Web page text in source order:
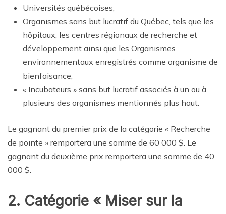
Universités québécoises;
Organismes sans but lucratif du Québec, tels que les
hôpitaux, les centres régionaux de recherche et
développement ainsi que les Organismes
environnementaux enregistrés comme organisme de
bienfaisance;
« Incubateurs » sans but lucratif associés à un ou à
plusieurs des organismes mentionnés plus haut.
Le gagnant du premier prix de la catégorie « Recherche
de pointe » remportera une somme de 60 000 $. Le
gagnant du deuxième prix remportera une somme de 40
000 $.
2. Catégorie « Miser sur la